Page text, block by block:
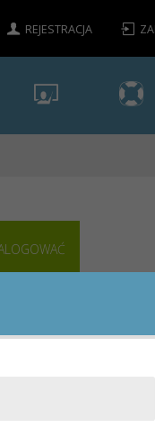
REJESTRACJA